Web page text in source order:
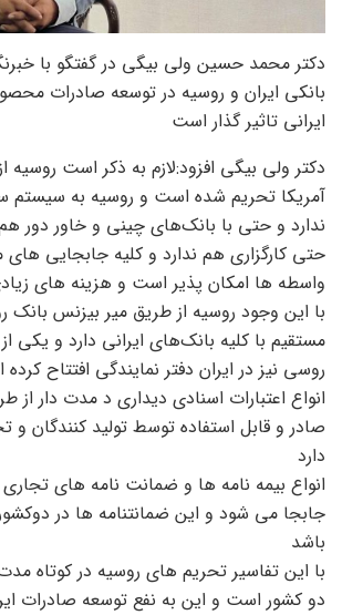
دکتر محمد حسین ولی بیگی در گفتگو با
بانکی ایران و روسیه در توسعه صادرات
ایرانی تاثیر گذار است
دکتر ولی بیگی افزود:لازم به ذکر است روسیه
آمریکا تحریم شده است و روسیه به
ندارد و حتی با بانک‌های چینی و خاور دور
حتی کارگزاری هم ندارد و کلیه جابجایی های
واسطه ها امکان پذیر است و هزینه های
با این وجود روسیه از طریق میر بیزنس بانک
مستقیم با کلیه بانک‌های ایرانی دارد و یکی
روسی نیز در ایران دفتر نمایندگی افتتاح
انواع اعتبارات اسنادی دیداری د مدت دار از
صادر و قابل استفاده توسط تولید کنندگان و
دارد
انواع بیمه نامه ها و ضمانت نامه های
جابجا می شود و این ضمانتنامه ها در
باشد
با این تفاسیر تحریم های روسیه در کوتاه
دو کشور است و این به نفع توسعه صادرات